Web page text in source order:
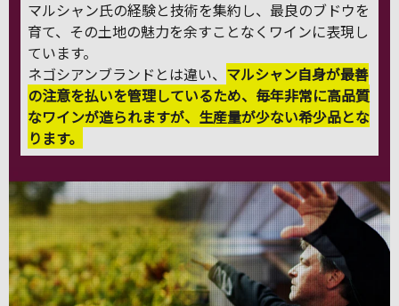
マルシャン氏の経験と技術を集約し、最良のブドウを
育て、その土地の魅力を余すことなくワインに表現し
ています。
ネゴシアンブランドとは違い、 マルシャン自身が最善
の注意を払いを管理しているため、毎年非常に高品質
なワインが造られますが、生産量が少ない希少品とな
ります。